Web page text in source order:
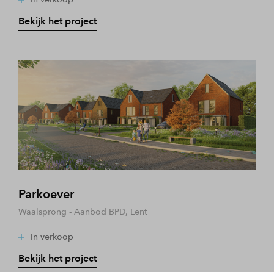
Bekijk het project
Parkoever
Waalsprong - Aanbod BPD, Lent
In verkoop
Bekijk het project